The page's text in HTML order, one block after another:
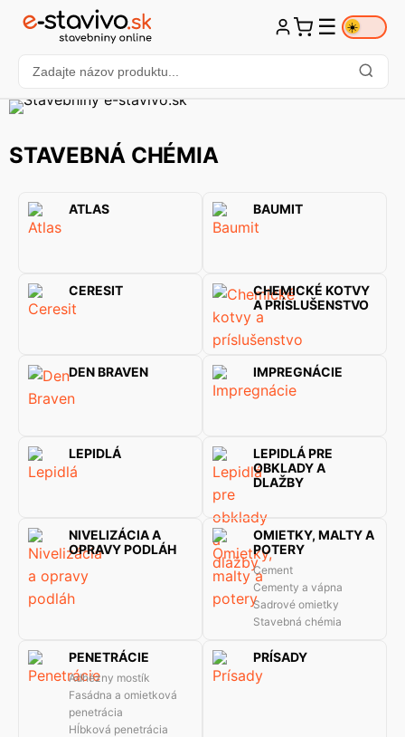
☰ ☀️
STAVEBNÁ CHÉMIA
ATLAS BAUMIT
CERESIT
CHEMICKÉ KOTVY
A PRÍSLUŠENSTVO
DEN BRAVEN IMPREGNÁCIE
LEPIDLÁ
LEPIDLÁ PRE
OBKLADY A
DLAŽBY
NIVELIZÁCIA A
OPRAVY PODLÁH
OMIETKY, MALTY A
POTERY
Cement
Cementy a vápna
Sadrové omietky
Stavebná chémia
PENETRÁCIE
Adhézny mostík
Fasádna a omietková
penetrácia
Hĺbková penetrácia
PRÍSADY